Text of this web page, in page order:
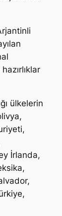
ülkelerin
İrlanda,